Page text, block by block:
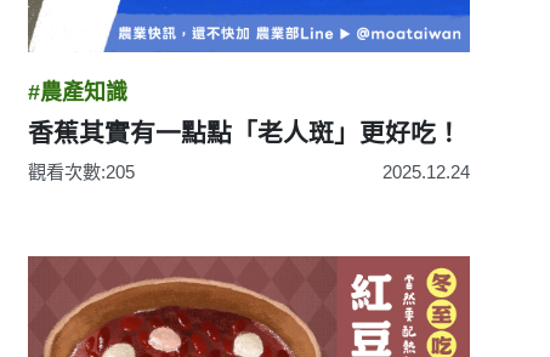
#農產知識
香蕉其實有一點點「老人斑」更好吃！
觀看次數:205 2025.12.24